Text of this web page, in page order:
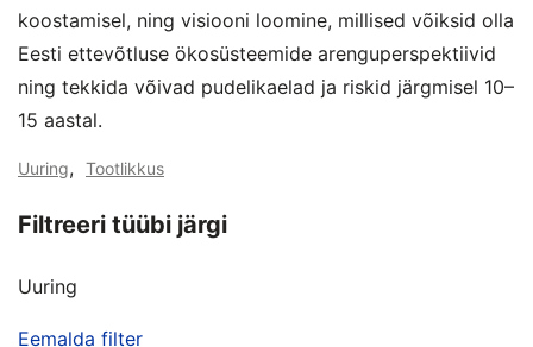
koostamisel, ning visiooni loomine, millised võiksid olla
Eesti ettevõtluse ökosüsteemide arenguperspektiivid
ning tekkida võivad pudelikaelad ja riskid järgmisel 10–
15 aastal.
Uuring, Tootlikkus
Filtreeri tüübi järgi
Uuring
Eemalda filter